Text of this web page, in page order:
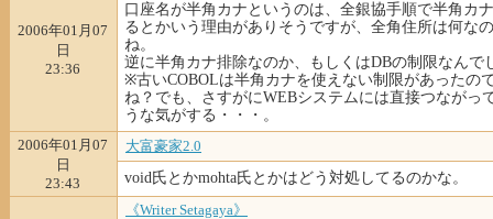
2006年01月07
日
23:36
口座名が半角カナというのは、全銀協手順で半角カ
るとかいう理由がありそうですが、全角住所は何な
ね。
逆に半角カナ排除なのか、もしくはDBの制限なんで
※古いCOBOLは半角カナを使えない制限があったの
ね？でも、さすがにWEBシステムには直接つながっ
うな気がする・・・。
2006年01月07
日
23:43
大富豪家2.0
void氏とかmohta氏とかはどう対処してるのかな。
《Writer Setagaya》